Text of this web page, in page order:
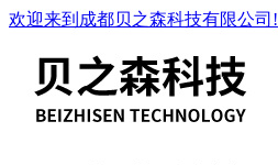
欢迎来到成都贝之森科技有限公司!